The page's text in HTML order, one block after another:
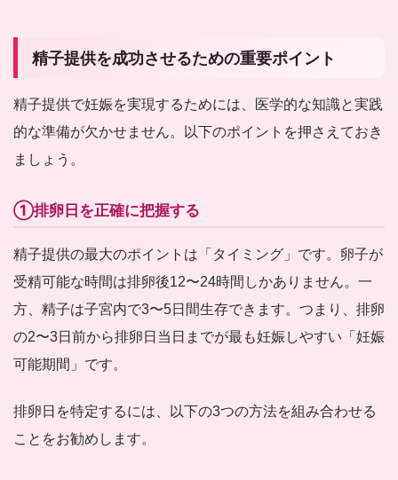
精子提供を成功させるための重要ポイント
精子提供で妊娠を実現するためには、医学的な知識と実践
的な準備が欠かせません。以下のポイントを押さえておき
ましょう。
①排卵日を正確に把握する
精子提供の最大のポイントは「タイミング」です。卵子が
受精可能な時間は排卵後12〜24時間しかありません。一
方、精子は子宮内で3〜5日間生存できます。つまり、排卵
の2〜3日前から排卵日当日までが最も妊娠しやすい「妊娠
可能期間」です。
排卵日を特定するには、以下の3つの方法を組み合わせる
ことをお勧めします。